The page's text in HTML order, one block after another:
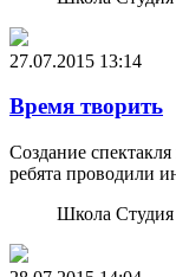
27.07.2015 13:14
Время творить
Создание
ребята проводили
Школа Студия